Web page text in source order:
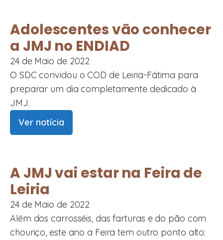
Adolescentes vão conhecer
a JMJ no ENDIAD
24 de Maio de 2022
O SDC convidou o COD de Leiria-Fátima para
preparar um dia completamente dedicado à
JMJ.
Ver notícia
A JMJ vai estar na Feira de
Leiria
24 de Maio de 2022
Além dos carrosséis, das farturas e do pão com
chouriço, este ano a Feira tem outro ponto alto: